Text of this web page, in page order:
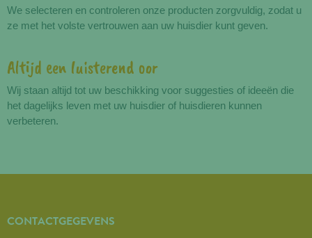
We selecteren en controleren onze producten zorgvuldig, zodat u
ze met het volste vertrouwen aan uw huisdier kunt geven.
Altijd een luisterend oor
Wij staan altijd tot uw beschikking voor suggesties of ideeën die
het dagelijks leven met uw huisdier of huisdieren kunnen
verbeteren.
CONTACTGEGEVENS